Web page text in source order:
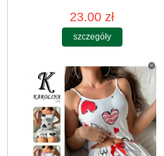
23.00 zł
szczegóły